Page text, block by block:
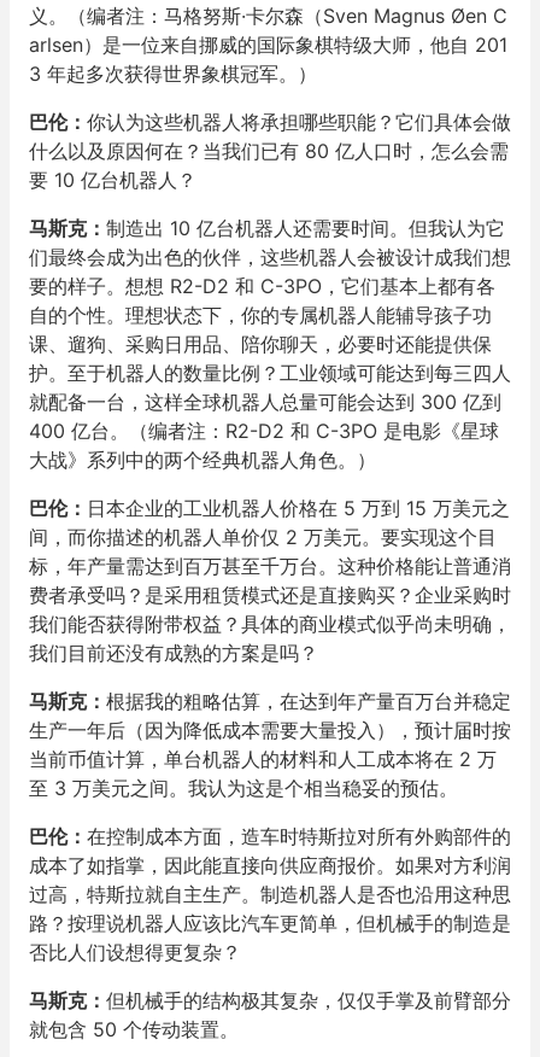
义。（编者注：马格努斯·卡尔森（Sven Magnus Øen C
arlsen）是一位来自挪威的国际象棋特级大师，他自 201
3 年起多次获得世界象棋冠军。）
巴伦： 你认为这些机器人将承担哪些职能？它们具体会做
什么以及原因何在？当我们已有 80 亿人口时，怎么会需
要 10 亿台机器人？
马斯克： 制造出 10 亿台机器人还需要时间。但我认为它
们最终会成为出色的伙伴，这些机器人会被设计成我们想
要的样子。想想 R2-D2 和 C-3PO，它们基本上都有各
自的个性。理想状态下，你的专属机器人能辅导孩子功
课、遛狗、采购日用品、陪你聊天，必要时还能提供保
护。至于机器人的数量比例？工业领域可能达到每三四人
就配备一台，这样全球机器人总量可能会达到 300 亿到
400 亿台。（编者注：R2-D2 和 C-3PO 是电影《星球
大战》系列中的两个经典机器人角色。）
巴伦： 日本企业的工业机器人价格在 5 万到 15 万美元之
间，而你描述的机器人单价仅 2 万美元。要实现这个目
标，年产量需达到百万甚至千万台。这种价格能让普通消
费者承受吗？是采用租赁模式还是直接购买？企业采购时
我们能否获得附带权益？具体的商业模式似乎尚未明确，
我们目前还没有成熟的方案是吗？
马斯克： 根据我的粗略估算，在达到年产量百万台并稳定
生产一年后（因为降低成本需要大量投入），预计届时按
当前币值计算，单台机器人的材料和人工成本将在 2 万
至 3 万美元之间。我认为这是个相当稳妥的预估。
巴伦： 在控制成本方面，造车时特斯拉对所有外购部件的
成本了如指掌，因此能直接向供应商报价。如果对方利润
过高，特斯拉就自主生产。制造机器人是否也沿用这种思
路？按理说机器人应该比汽车更简单，但机械手的制造是
否比人们设想得更复杂？
马斯克： 但机械手的结构极其复杂，仅仅手掌及前臂部分
就包含 50 个传动装置。